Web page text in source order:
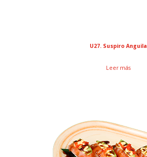
U27. Suspiro Anguila
Leer más